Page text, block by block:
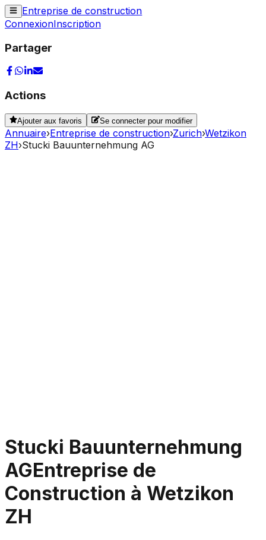
Entreprise de construction
ConnexionInscription
Partager
Actions
Ajouter aux favoris Se connecter pour modifier
Annuaire›Entreprise de construction›Zurich›Wetzikon
ZH›Stucki Bauunternehmung AG
Stucki Bauunternehmung
AGEntreprise de
Construction à Wetzikon
ZH